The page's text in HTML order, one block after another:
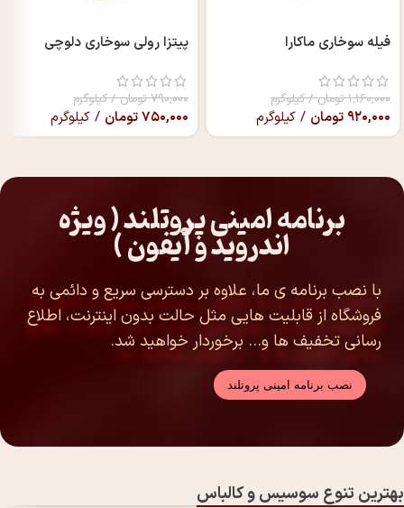
فیله سوخاری ماکارا
۱,۱۶۰,۰۰۰تومان/ کیلوگرم
۹۲۰,۰۰۰ تومان / کیلوگرم
پیتزا رولی سوخاری دلوچی
۷۹۰,۰۰۰تومان/ کیلوگرم
۷۵۰,۰۰۰تومان / کیلوگرم
برنامه امینی پروتلند ( ویژه
اندروید و آیفون )
با نصب برنامه ی ما، علاوه بر دسترسی سریع و دائمی به
فروشگاه از قابلیت هایی مثل حالت بدون اینترنت، اطلاع
رسانی تخفیف ها و… برخوردار خواهید شد.
بهترین تنوع سوسیس و کالباس